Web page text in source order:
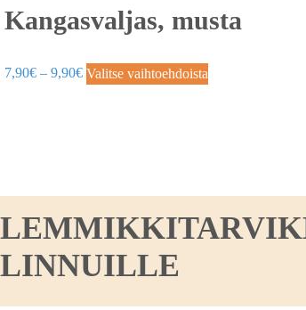
Kangasvaljas, musta
7,90€ – 9,90€ Valitse vaihtoehdoista
LINNUILLE